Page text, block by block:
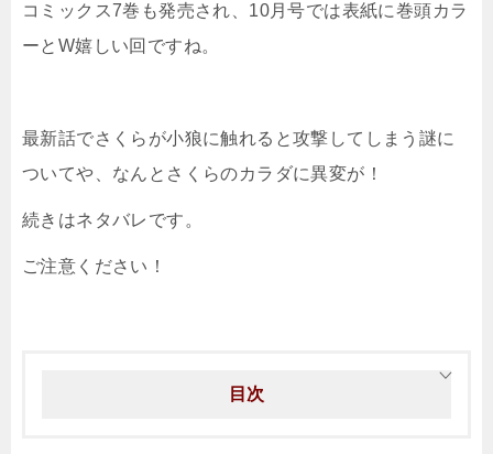
コミックス7巻も発売され、10月号では表紙に巻頭カラ
ーとW嬉しい回ですね。
最新話でさくらが小狼に触れると攻撃してしまう謎に
ついてや、なんとさくらのカラダに異変が！
続きはネタバレです。
ご注意ください！
目次